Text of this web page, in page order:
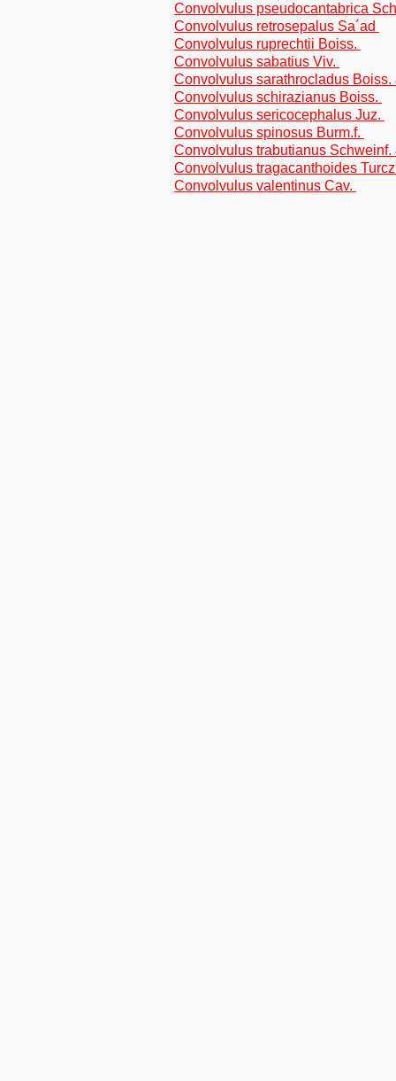
Convolvulus pseudocantabrica
Convolvulus retrosepalus Sa´ad
Convolvulus ruprechtii Boiss.
Convolvulus sabatius Viv.
Convolvulus sarathrocladus
Convolvulus schirazianus Boiss.
Convolvulus sericocephalus Juz.
Convolvulus spinosus Burm.f.
Convolvulus trabutianus
Convolvulus tragacanthoides
Convolvulus valentinus Cav.